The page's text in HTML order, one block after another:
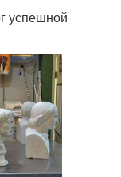
успешной